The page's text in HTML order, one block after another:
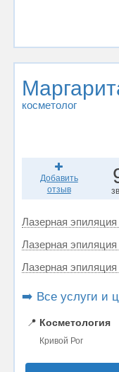
косметолог
Добавить
отзыв
Лазерная
Лазерная
Лазерная
➡️ Все услуги и
📍 Косметология
Кривой Рог